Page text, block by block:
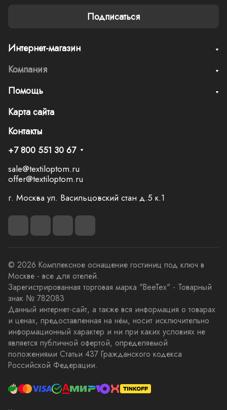
Подписаться
Интернет-магазин
Компания
Помощь
Карта сайта
Контакты
+7 800 551 30 67
sale@textiloptom.ru
offer@textiloptom.ru
г. Москва ул. Васильцовский стан д.5 к.1
© 2026 Комплексное оснащение гостиниц под ключ в
Москве - все для отелей.
Зарегистрированная торговая марка "BeeTex" - Товарный
знак № 782083
Данный интернет-сайт, а также вся информация о товарах
и ценах, предоставленная на нём, носит исключительно
информационный характер и ни при каких условиях не
является публичной офертой, определяемой
положениями Статьи 437 Гражданского кодекса
Российской Федерации.